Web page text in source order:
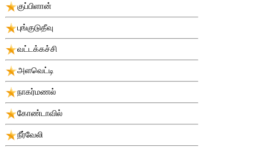
குப்பிளான்
புங்குடுதீவு
வட்டக்கச்சி
அளவெட்டி
நாகர்மணல்
கோண்டாவில்
நீர்வேலி